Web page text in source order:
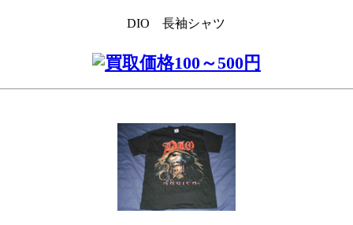
DIO 長袖シャツ